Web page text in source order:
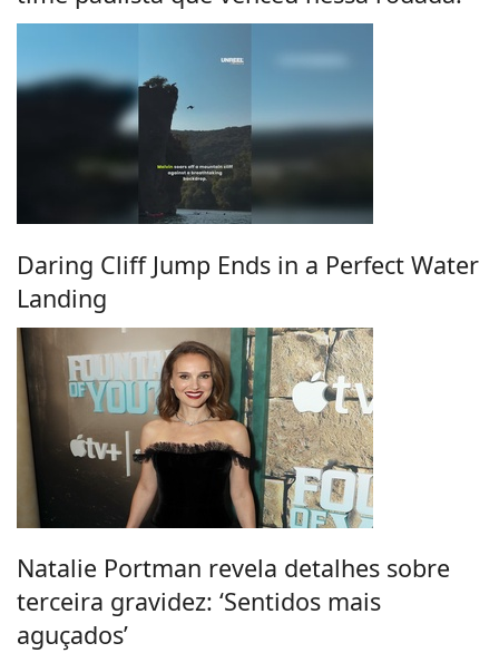
Daring Cliff Jump Ends in a Perfect Water
Landing
Natalie Portman revela detalhes sobre
terceira gravidez: ‘Sentidos mais
aguçados’